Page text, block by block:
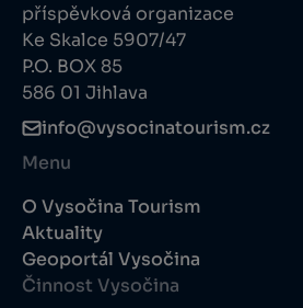
příspěvková organizace
Ke Skalce 5907/47
P.O. BOX 85
586 01 Jihlava
info@vysocinatourism.cz
Menu
O Vysočina Tourism
Aktuality
Geoportál Vysočina
Činnost Vysočina